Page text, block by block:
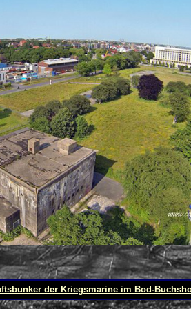
der Kriegsmarine im Bod-